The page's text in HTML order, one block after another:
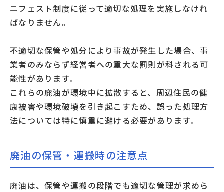
ニフェスト制度に従って適切な処理を実施しなけれ
ばなりません。
不適切な保管や処分により事故が発生した場合、事
業者のみならず経営者への重大な罰則が科される可
能性があります。
これらの廃油が環境中に拡散すると、周辺住民の健
康被害や環境破壊を引き起こすため、誤った処理方
法については特に慎重に避ける必要があります。
廃油の保管・運搬時の注意点
廃油は、保管や運搬の段階でも適切な管理が求めら